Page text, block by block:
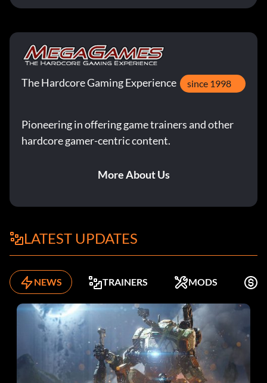
The Hardcore Gaming Experience since 1998
Pioneering in offering game trainers and other
hardcore gamer-centric content.
More About Us
LATEST UPDATES
NEWS TRAINERS MODS